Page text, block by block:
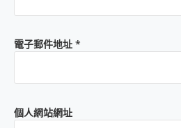
電子郵件地址 *
個人網站網址